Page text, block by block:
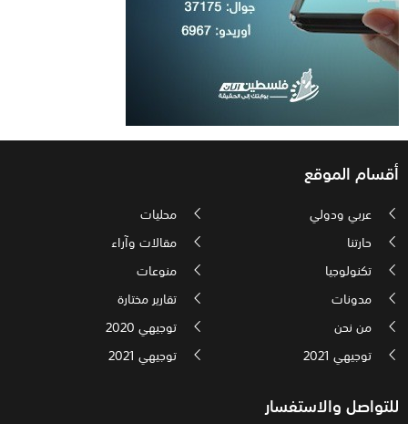
أقسام الموقع
عربي ودولي
محليات
حارتنا
مقالات وآراء
تكنولوجيا
منوعات
مدونات
تقارير مختارة
من نحن
توجيهي 2020
توجيهي 2021
توجيهي 2021
للتواصل والاستفسار